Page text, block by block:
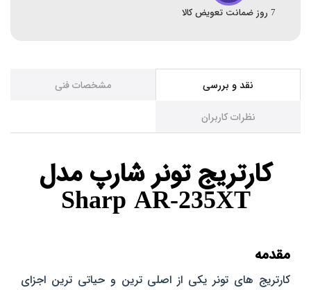
7 روز ضمانت تعویض کالا
نقد و بررسی مشخصات فنی
نظرات کاربران
کارتریج تونر شارپ مدل
Sharp AR-235XT
مقدمه
کارتریج‌ های تونر یکی از اصلی‌ ترین و حیاتی‌ ترین اجزای